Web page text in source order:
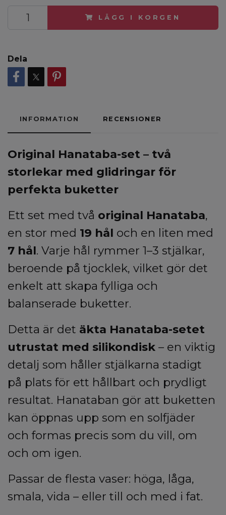
LÄGG I KORGEN
Dela
INFORMATION RECENSIONER
Original Hanataba-set – två
storlekar med glidringar för
perfekta buketter
Ett set med två original Hanataba,
en stor med 19 hål och en liten med
7 hål. Varje hål rymmer 1–3 stjälkar,
beroende på tjocklek, vilket gör det
enkelt att skapa fylliga och
balanserade buketter.
Detta är det äkta Hanataba-setet
utrustat med silikondisk – en viktig
detalj som håller stjälkarna stadigt
på plats för ett hållbart och prydligt
resultat. Hanataban gör att buketten
kan öppnas upp som en solfjäder
och formas precis som du vill, om
och om igen.
Passar de flesta vaser: höga, låga,
smala, vida – eller till och med i fat.